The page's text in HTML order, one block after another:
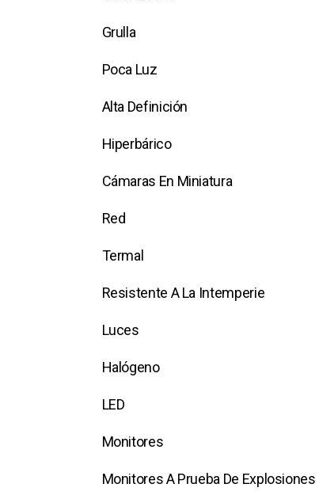
Grulla
Poca Luz
Alta Definición
Hiperbárico
Cámaras En Miniatura
Red
Termal
Resistente A La Intemperie
Luces
Halógeno
LED
Monitores
Monitores A Prueba De Explosiones